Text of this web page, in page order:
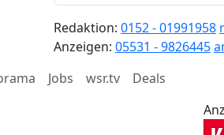
Redaktion: 0152 - 01991958
Anzeigen: 05531 - 9826445
Jobs wsr.tv
Deals